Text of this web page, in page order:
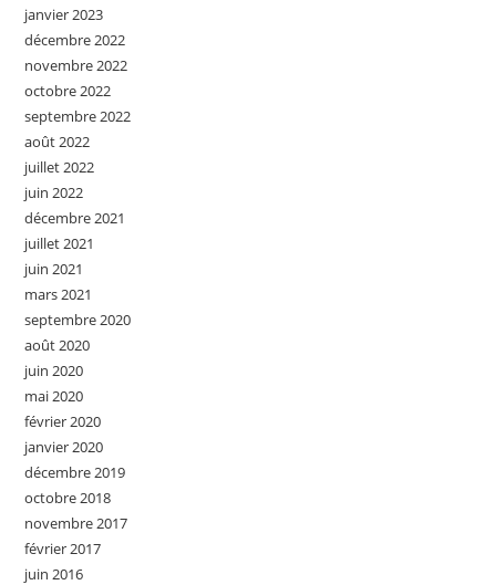
janvier 2023
décembre 2022
novembre 2022
octobre 2022
septembre 2022
août 2022
juillet 2022
juin 2022
décembre 2021
juillet 2021
juin 2021
mars 2021
septembre 2020
août 2020
juin 2020
mai 2020
février 2020
janvier 2020
décembre 2019
octobre 2018
novembre 2017
février 2017
juin 2016